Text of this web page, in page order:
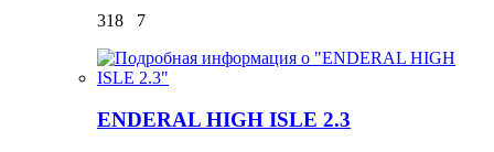
318
7
ENDERAL HIGH ISLE 2.3